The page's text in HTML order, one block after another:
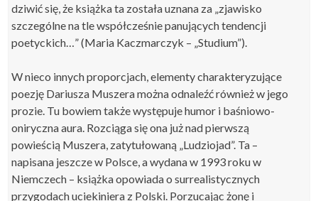
dziwić się, że książka ta została uznana za „zjawisko
szczególne na tle współcześnie panujących tendencji
poetyckich…” (Maria Kaczmarczyk – „Studium”).
W nieco innych proporcjach, elementy charakteryzujące
poezję Dariusza Muszera można odnaleźć również w jego
prozie. Tu bowiem także występuje humor i baśniowo-
oniryczna aura. Rozciąga się ona już nad pierwszą
powieścią Muszera, zatytułowaną „Ludziojad”. Ta –
napisana jeszcze w Polsce, a wydana w 1993 roku w
Niemczech – książka opowiada o surrealistycznych
przygodach uciekiniera z Polski. Porzucając żonę i